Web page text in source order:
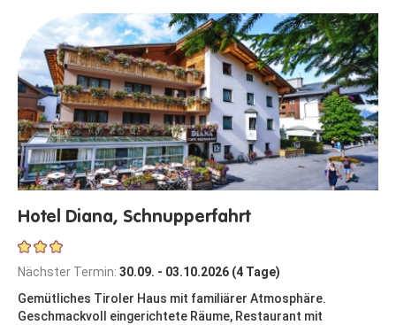
Hotel Diana, Schnupperfahrt
Nächster Termin: 30.09. - 03.10.2026 (4 Tage)
Gemütliches Tiroler Haus mit familiärer Atmosphäre.
Geschmackvoll eingerichtete Räume, Restaurant mit